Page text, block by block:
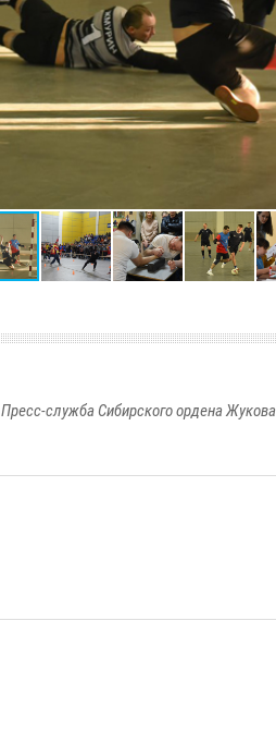
Пресс-служба Сибирского ордена